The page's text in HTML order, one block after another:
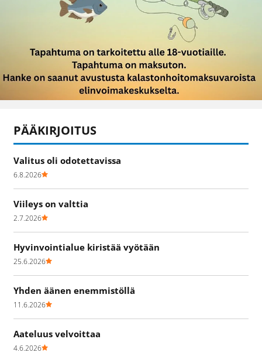
PÄÄKIRJOITUS
Valitus oli odotettavissa
6.8.2026
Viileys on valttia
2.7.2026
Hyvinvointialue kiristää vyötään
25.6.2026
Yhden äänen enemmistöllä
11.6.2026
Aateluus velvoittaa
4.6.2026